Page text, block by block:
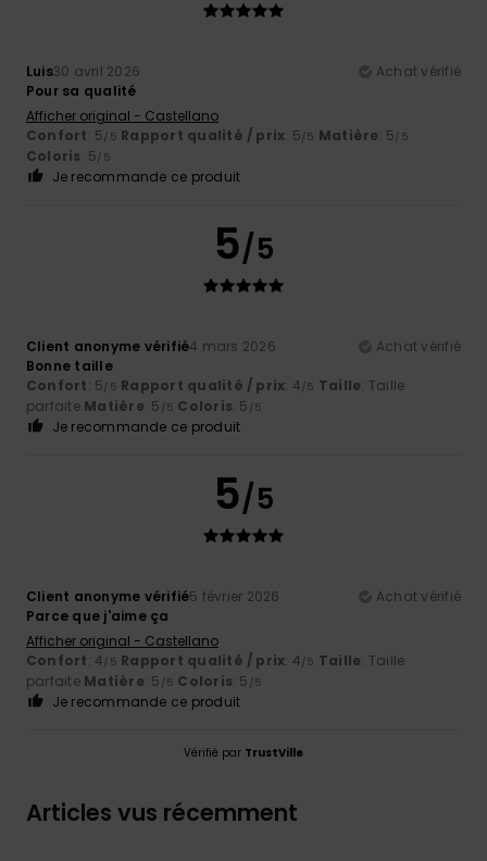
Luis30 avril 2026
Achat vérifié
Pour sa qualité
Afficher original - Castellano
Confort: 5/5 Rapport qualité / prix: 5/5 Matière: 5/5
Coloris: 5/5
Je recommande ce produit
5/5
Client anonyme vérifié4 mars 2026
Achat vérifié
Bonne taille
Confort: 5/5 Rapport qualité / prix: 4/5 Taille: Taille
parfaite Matière: 5 /5 Coloris: 5 /5
Je recommande ce produit
5/5
Client anonyme vérifié5 février 2026
Achat vérifié
Parce que j'aime ça
Afficher original - Castellano
Confort: 4/5 Rapport qualité / prix: 4/5 Taille: Taille
parfaite Matière: 5 /5 Coloris: 5 /5
Je recommande ce produit
Vérifié par TrustVille
Articles vus récemment